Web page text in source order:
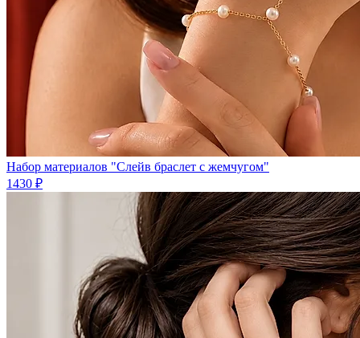
Набор материалов "Слейв браслет с жемчугом"
1430 ₽